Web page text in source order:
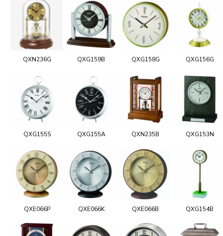
QXN236G QXG159B QXG158G QXG156G
QXG155S QXG155A QXN235B QXG153N
QXE066P QXE066K QXE066B QXG154B